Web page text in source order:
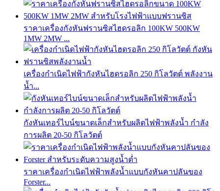
ราคาเครื่องกังหันฟรานซิสไฮดรอลิก 100KW 500KW
1MW 2MW ...
เครื่องกำเนิดไฟฟ้ากังหันไฮดรอลิก 250 กิโลวัตต์ พลังงาน
น้ำ...
กังหันเทอร์ไบน์ขนาดเล็กสำหรับผลิตไฟฟ้าพลังน้ำ กำลัง
การผลิต 20-50 กิโลวัตต์
ราคาเครื่องกำเนิดไฟฟ้าพลังน้ำแบบกังหันคาปลันของ
Forster...